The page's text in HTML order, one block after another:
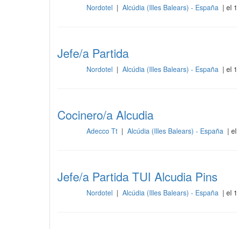
Nordotel | Alcúdia (Illes Balears) - España | el
Jefe/a Partida
Nordotel | Alcúdia (Illes Balears) - España | el
Cocinero/a Alcudia
Adecco Tt | Alcúdia (Illes Balears) - España |
Jefe/a Partida TUI Alcudia Pins
Nordotel | Alcúdia (Illes Balears) - España | el